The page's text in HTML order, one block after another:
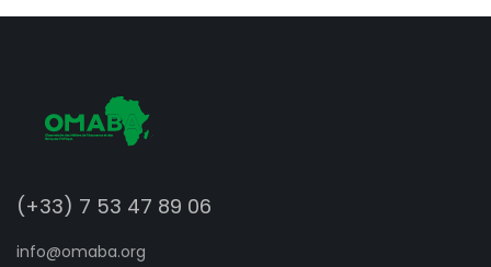
(+33) 7 53 47 89 06
info@omaba.org